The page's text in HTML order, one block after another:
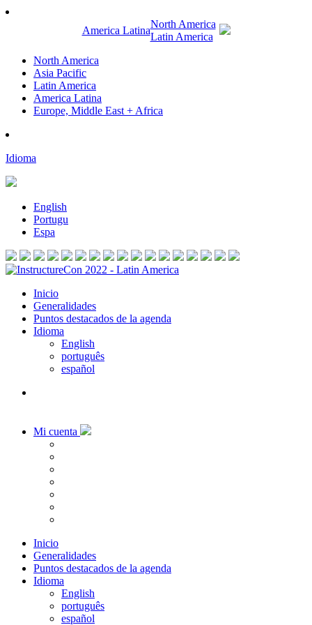
America Latina
North America
Latin America
North America
Asia Pacific
Latin America
America Latina
Europe, Middle East + Africa
Idioma
English
Portugu
Espa
Inicio
Generalidades
Puntos destacados de la agenda
Idioma
English
português
español
Mi cuenta
Inicio
Generalidades
Puntos destacados de la agenda
Idioma
English
português
español